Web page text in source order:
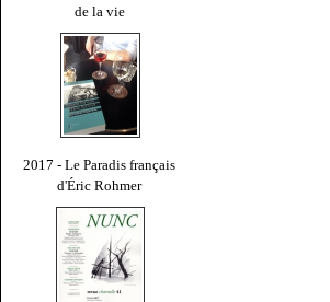
de la vie
2017 - Le Paradis français
d'Éric Rohmer